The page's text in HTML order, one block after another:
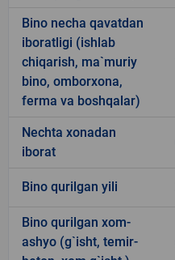
Bino necha qavatdan
iboratligi (ishlab
chiqarish, ma`muriy
bino, omborxona,
ferma va boshqalar)
Nechta xonadan
iborat
Bino qurilgan yili
Bino qurilgan xom-
ashyo (g`isht, temir-